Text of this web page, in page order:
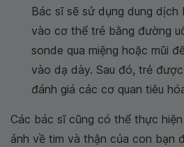
Bác sĩ sẽ sử dụng dung dịch
vào cơ thể trẻ bằng đường
sonde qua miệng hoặc mũi
vào dạ dày. Sau đó, trẻ
đánh giá các cơ quan tiêu
Các bác sĩ cũng có thể thực
ảnh về tim và thận của con bạn